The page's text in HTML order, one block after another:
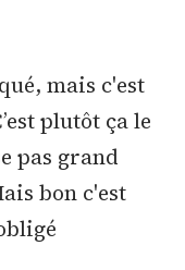
mais c'est
plutôt ça le
pas grand
bon c'est